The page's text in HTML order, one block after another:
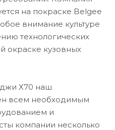
на покраске Belgee
внимание культуре
технологических
окраске кузовных
X70 наш
всем необходимым
и
компании несколько